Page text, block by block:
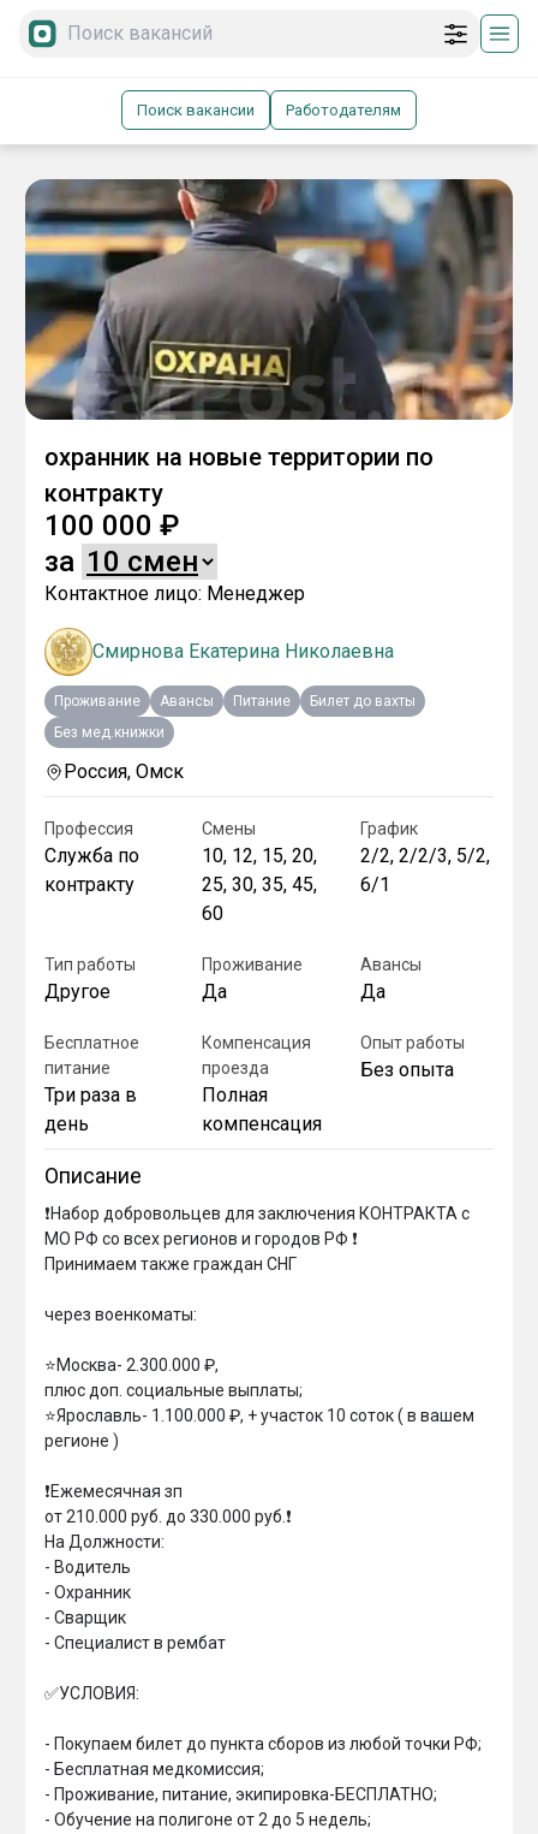
Поиск вакансии Работодателям
охранник на новые территории по
контракту
100 000 ₽
за
Контактное лицо: Менеджер
Смирнова Екатерина Николаевна
Проживание Авансы Питание
Билет до вахты
Без мед.книжки
Россия, Омск
Профессия
Служба по
контракту
Смены
10, 12, 15, 20,
25, 30, 35, 45,
60
График
2/2, 2/2/3, 5/2,
6/1
Тип работы
Другое
Проживание
Да
Авансы
Да
Бесплатное
питание
Три раза в
день
Компенсация
проезда
Полная
компенсация
Опыт работы
Без опыта
Описание
❗️Набор добровольцев для заключения КОНТРАКТА с
МО РФ со всех регионов и городов РФ ❗️
Принимаем также граждан СНГ
через военкоматы:
⭐️Москва- 2.300.000 ₽,
плюс доп. социальные выплаты;
⭐️Ярославль- 1.100.000 ₽, + участок 10 соток ( в вашем
регионе )
❗️Ежемесячная зп
от 210.000 руб. до 330.000 руб.❗️
На Должности:
- Водитель
- Охранник
- Сварщик
- Специалист в рембат
✅УСЛОВИЯ:
- Покупаем билет до пункта сборов из любой точки РФ;
- Бесплатная медкомиссия;
- Проживание, питание, экипировка-БЕСПЛАТНО;
- Обучение на полигоне от 2 до 5 недель;